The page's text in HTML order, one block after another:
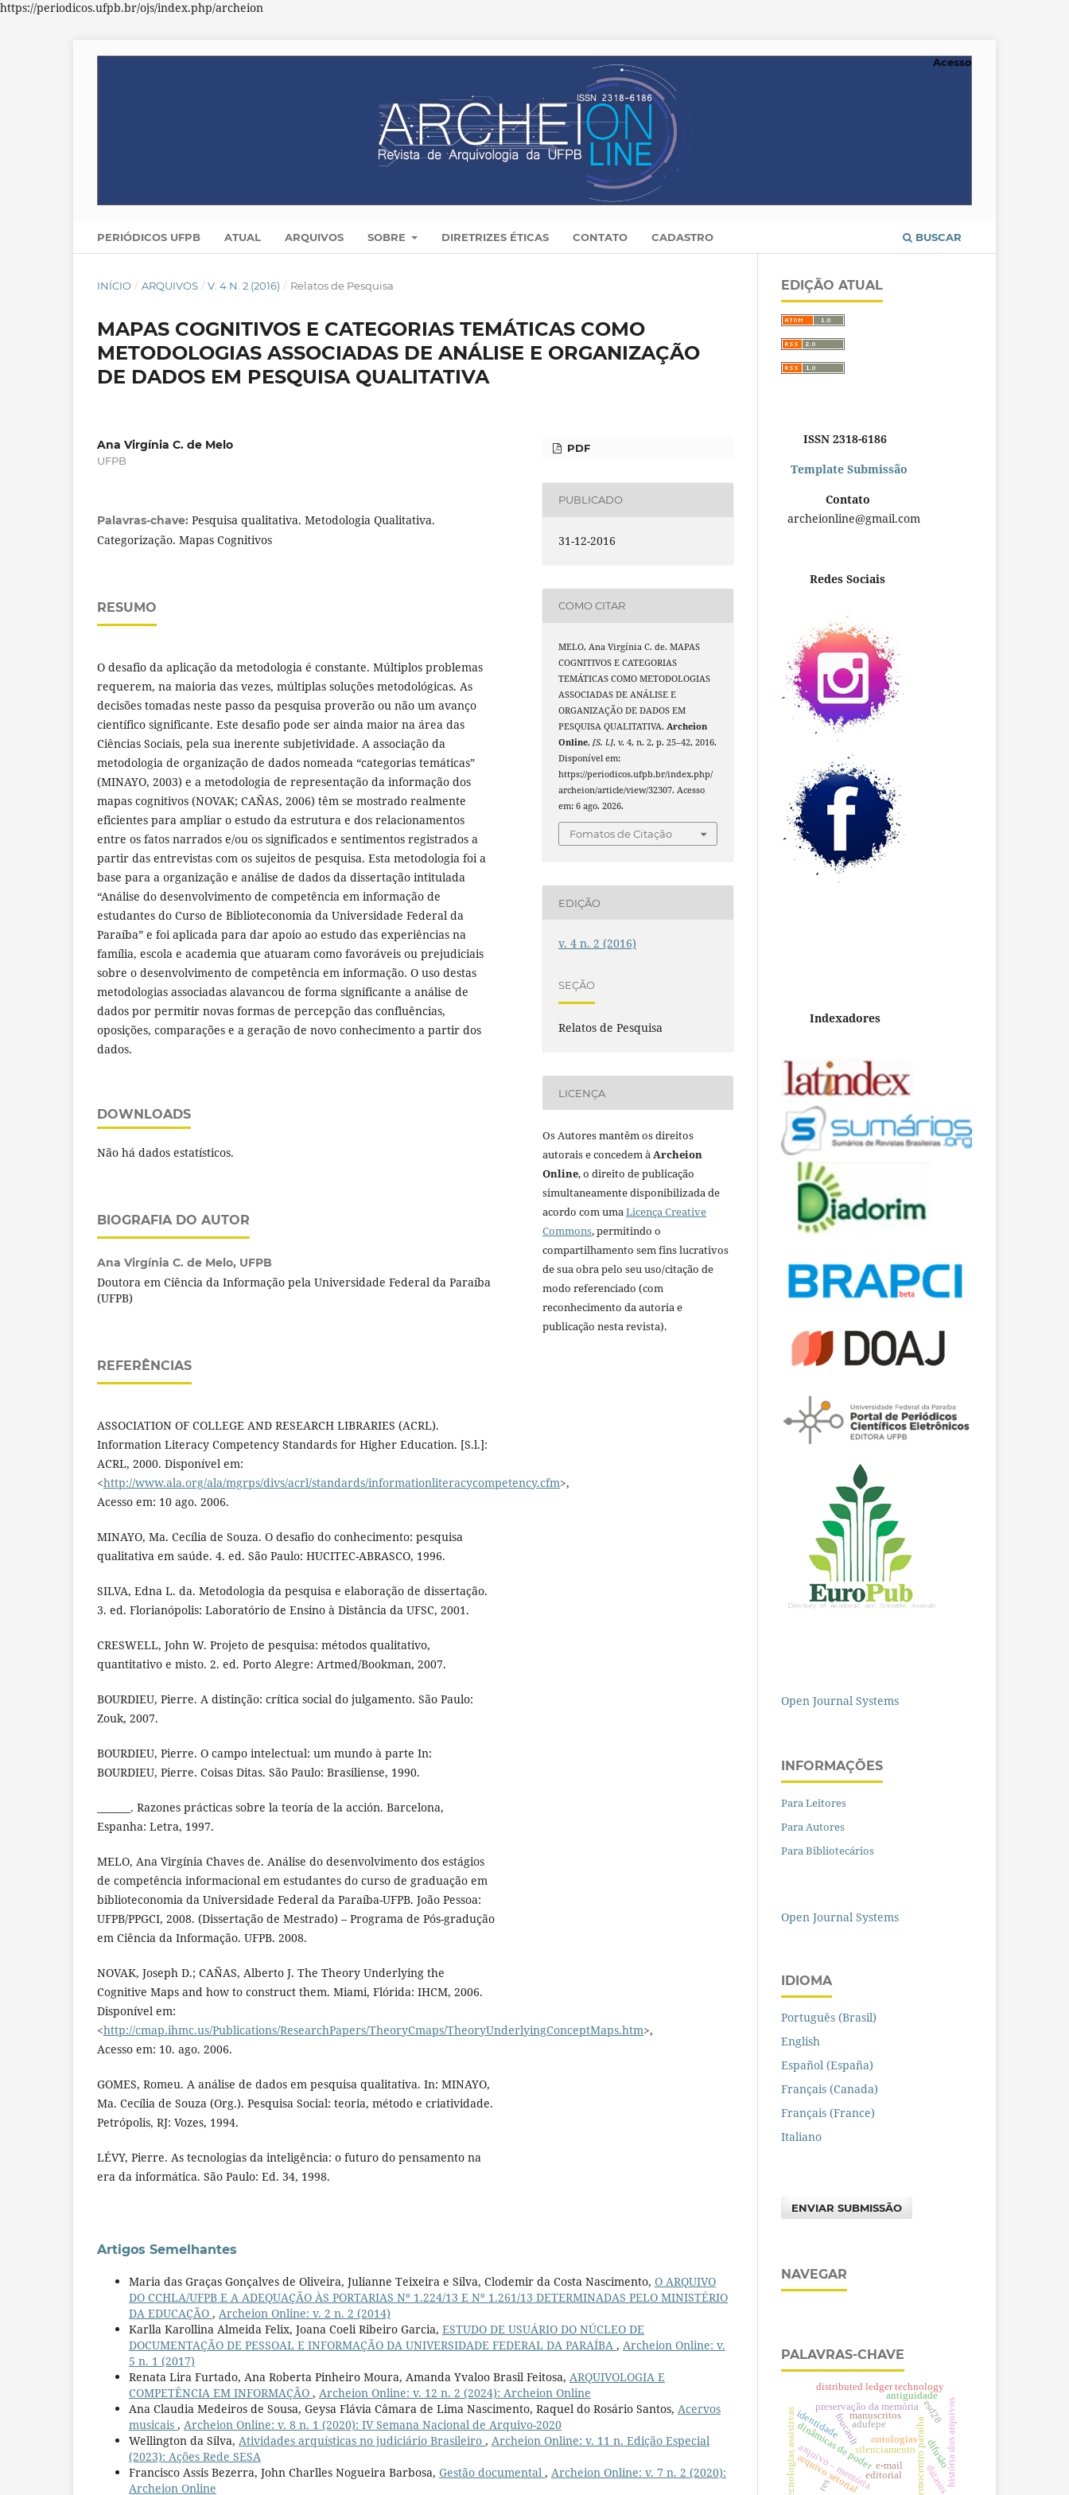
https://periodicos.ufpb.br/ojs/index.php/archeion
PERIÓDICOS UFPB ATUAL ARQUIVOS SOBRE DIRETRIZES ÉTICAS CONTATO CADASTRO BUSCAR
Acesso
INÍCIO / ARQUIVOS / V. 4 N. 2 (2016) / Relatos de Pesquisa
MAPAS COGNITIVOS E CATEGORIAS TEMÁTICAS COMO
METODOLOGIAS ASSOCIADAS DE ANÁLISE E ORGANIZAÇÃO
DE DADOS EM PESQUISA QUALITATIVA
Ana Virgínia C. de Melo
UFPB
Palavras-chave: Pesquisa qualitativa. Metodologia Qualitativa.
Categorização. Mapas Cognitivos
RESUMO
O desafio da aplicação da metodologia é constante. Múltiplos problemas
requerem, na maioria das vezes, múltiplas soluções metodológicas. As
decisões tomadas neste passo da pesquisa proverão ou não um avanço
científico significante. Este desafio pode ser ainda maior na área das
Ciências Sociais, pela sua inerente subjetividade. A associação da
metodologia de organização de dados nomeada “categorias temáticas”
(MINAYO, 2003) e a metodologia de representação da informação dos
mapas cognitivos (NOVAK; CAÑAS, 2006) têm se mostrado realmente
eficientes para ampliar o estudo da estrutura e dos relacionamentos
entre os fatos narrados e/ou os significados e sentimentos registrados a
partir das entrevistas com os sujeitos de pesquisa. Esta metodologia foi a
base para a organização e análise de dados da dissertação intitulada
“Análise do desenvolvimento de competência em informação de
estudantes do Curso de Biblioteconomia da Universidade Federal da
Paraíba” e foi aplicada para dar apoio ao estudo das experiências na
família, escola e academia que atuaram como favoráveis ou prejudiciais
sobre o desenvolvimento de competência em informação. O uso destas
metodologias associadas alavancou de forma significante a análise de
dados por permitir novas formas de percepção das confluências,
oposições, comparações e a geração de novo conhecimento a partir dos
dados.
DOWNLOADS
Não há dados estatísticos.
BIOGRAFIA DO AUTOR
Ana Virgínia C. de Melo, UFPB
Doutora em Ciência da Informação pela Universidade Federal da Paraíba
(UFPB)
REFERÊNCIAS
ASSOCIATION OF COLLEGE AND RESEARCH LIBRARIES (ACRL).
Information Literacy Competency Standards for Higher Education. [S.l.]:
ACRL, 2000. Disponível em:
<http://www.ala.org/ala/mgrps/divs/acrl/standards/informationliteracycompetency.cfm>,
Acesso em: 10 ago. 2006.
MINAYO, Ma. Cecília de Souza. O desafio do conhecimento: pesquisa
qualitativa em saúde. 4. ed. São Paulo: HUCITEC-ABRASCO, 1996.
SILVA, Edna L. da. Metodologia da pesquisa e elaboração de dissertação.
3. ed. Florianópolis: Laboratório de Ensino à Distância da UFSC, 2001.
CRESWELL, John W. Projeto de pesquisa: métodos qualitativo,
quantitativo e misto. 2. ed. Porto Alegre: Artmed/Bookman, 2007.
BOURDIEU, Pierre. A distinção: crítica social do julgamento. São Paulo:
Zouk, 2007.
BOURDIEU, Pierre. O campo intelectual: um mundo à parte In:
BOURDIEU, Pierre. Coisas Ditas. São Paulo: Brasiliense, 1990.
_______. Razones prácticas sobre la teoría de la acción. Barcelona,
Espanha: Letra, 1997.
MELO, Ana Virgínia Chaves de. Análise do desenvolvimento dos estágios
de competência informacional em estudantes do curso de graduação em
biblioteconomia da Universidade Federal da Paraíba-UFPB. João Pessoa:
UFPB/PPGCI, 2008. (Dissertação de Mestrado) – Programa de Pós-gradução
em Ciência da Informação. UFPB. 2008.
NOVAK, Joseph D.; CAÑAS, Alberto J. The Theory Underlying the
Cognitive Maps and how to construct them. Miami, Flórida: IHCM, 2006.
Disponível em:
<http://cmap.ihmc.us/Publications/ResearchPapers/TheoryCmaps/TheoryUnderlyingConceptMaps.htm>,
Acesso em: 10. ago. 2006.
GOMES, Romeu. A análise de dados em pesquisa qualitativa. In: MINAYO,
Ma. Cecília de Souza (Org.). Pesquisa Social: teoria, método e criatividade.
Petrópolis, RJ: Vozes, 1994.
LÉVY, Pierre. As tecnologias da inteligência: o futuro do pensamento na
era da informática. São Paulo: Ed. 34, 1998.
PDF
PUBLICADO
31-12-2016
COMO CITAR
MELO, Ana Virgínia C. de. MAPAS
COGNITIVOS E CATEGORIAS
TEMÁTICAS COMO METODOLOGIAS
ASSOCIADAS DE ANÁLISE E
ORGANIZAÇÃO DE DADOS EM
PESQUISA QUALITATIVA.Archeion
Online,[S. l.], v. 4, n. 2, p. 25–42, 2016.
Disponível em:
https://periodicos.ufpb.br/index.php/
archeion/article/view/32307. Acesso
em: 6 ago. 2026.
Fomatos de Citação
EDIÇÃO
v. 4 n. 2 (2016)
SEÇÃO
Relatos de Pesquisa
LICENÇA
Os Autores mantêm os direitos
autorais e concedem àArcheion
Online, o direito de publicação
simultaneamente disponibilizada de
acordo com umaLicença Creative
Commons, permitindo o
compartilhamento sem fins lucrativos
de sua obra pelo seu uso/citação de
modo referenciado (com
reconhecimento da autoria e
publicação nesta revista).
Artigos Semelhantes
Maria das Graças Gonçalves de Oliveira, Julianne Teixeira e Silva, Clodemir da Costa Nascimento, O ARQUIVO
DO CCHLA/UFPB E A ADEQUAÇÃO ÀS PORTARIAS Nº 1.224/13 E Nº 1.261/13 DETERMINADAS PELO MINISTÉRIO
DA EDUCAÇÃO , Archeion Online: v. 2 n. 2 (2014)
Karlla Karollina Almeida Felix, Joana Coeli Ribeiro Garcia, ESTUDO DE USUÁRIO DO NÚCLEO DE
DOCUMENTAÇÃO DE PESSOAL E INFORMAÇÃO DA UNIVERSIDADE FEDERAL DA PARAÍBA , Archeion Online: v.
5 n. 1 (2017)
Renata Lira Furtado, Ana Roberta Pinheiro Moura, Amanda Yvaloo Brasil Feitosa, ARQUIVOLOGIA E
COMPETÊNCIA EM INFORMAÇÃO , Archeion Online: v. 12 n. 2 (2024): Archeion Online
Ana Claudia Medeiros de Sousa, Geysa Flávia Câmara de Lima Nascimento, Raquel do Rosário Santos, Acervos
musicais , Archeion Online: v. 8 n. 1 (2020): IV Semana Nacional de Arquivo-2020
Wellington da Silva, Atividades arquísticas no judiciário Brasileiro , Archeion Online: v. 11 n. Edição Especial
(2023): Ações Rede SESA
Francisco Assis Bezerra, John Charlles Nogueira Barbosa, Gestão documental , Archeion Online: v. 7 n. 2 (2020):
Archeion Online
EDIÇÃO ATUAL
ISSN 2318-6186
Template Submissão
Contato
archeionline@gmail.com
Redes Sociais
Indexadores
Open Journal Systems
INFORMAÇÕES
Para Leitores
Para Autores
Para Bibliotecários
Open Journal Systems
IDIOMA
Português (Brasil)
English
Español (España)
Français (Canada)
Français (France)
Italiano
ENVIAR SUBMISSÃO
NAVEGAR
PALAVRAS-CHAVE
hemocentro paraíba
editorial
manuscritos
silenciamento
preservação da memória
dinâmicas de poder
foucault
arquivo – memória
antiguidade
distributed ledger technology
ontologias
arquivo setorial
identidade
difusãohistória dos arquivos
e-mail
res
esd28
datasus
adufepe
tecnologias assistivas